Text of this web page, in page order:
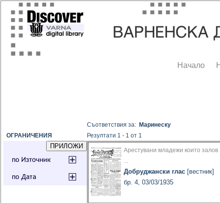
Начало
ОГРАНИЧЕНИЯ
Съответствия за: Маринеску
Резултати 1 - 1 от 1
Арестувани младежи които залов
...
Добруджански глас [вестник]
бр. 4, 03/03/1935